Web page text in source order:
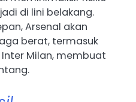
di lini belakang.
Arsenal akan
berat, termasuk
Milan, membuat